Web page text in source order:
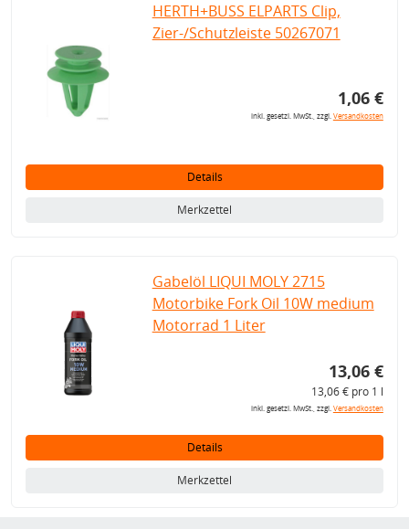
HERTH+BUSS ELPARTS Clip,
Zier-/Schutzleiste 50267071
1,06 €
inkl. gesetzl. MwSt., zzgl.Versandkosten
Details
Merkzettel
Gabelöl LIQUI MOLY 2715
Motorbike Fork Oil 10W medium
Motorrad 1 Liter
13,06 €
13,06 € pro 1 l
inkl. gesetzl. MwSt., zzgl.Versandkosten
Details
Merkzettel